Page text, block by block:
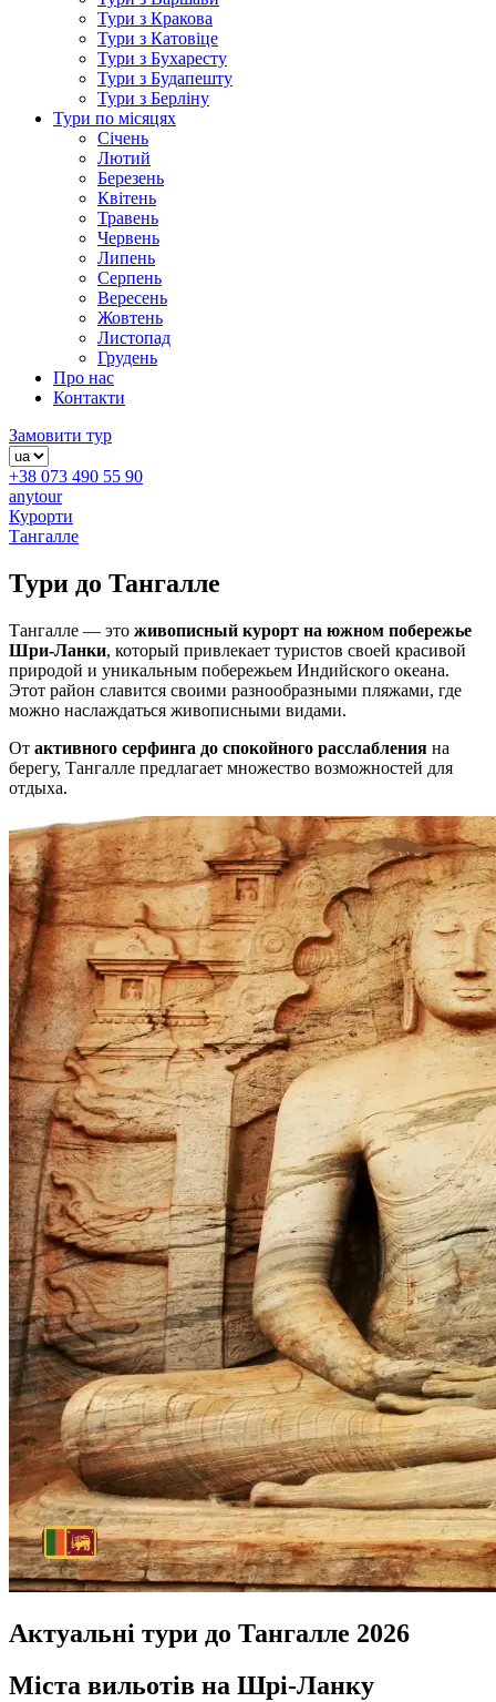
Тури з Кракова
Тури з Катовіце
Тури з Бухаресту
Тури з Будапешту
Тури з Берліну
Тури по місяцях
Січень
Лютий
Березень
Квітень
Травень
Червень
Липень
Серпень
Вересень
Жовтень
Листопад
Грудень
Про нас
Контакти
Замовити тур
+38 073 490 55 90
anytour
Курорти
Тангалле
Тури до Тангалле
Тангалле — это живописный курорт на южном побережье
Шри-Ланки, который привлекает туристов своей красивой
природой и уникальным побережьем Индийского океана.
Этот район славится своими разнообразными пляжами, где
можно наслаждаться живописными видами.
От активного серфинга до спокойного расслабления на
берегу, Тангалле предлагает множество возможностей для
отдыха.
Актуальні тури до Тангалле 2026
Міста вильотів на Шрі-Ланку